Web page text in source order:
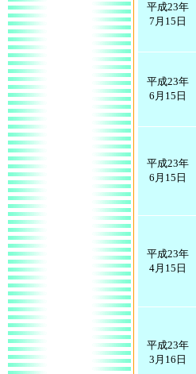
平成23年
7月15日
平成23年
6月15日
平成23年
6月15日
平成23年
4月15日
平成23年
3月16日